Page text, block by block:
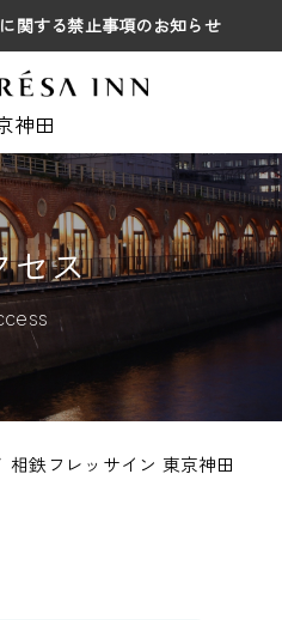
関する禁止事項のお知らせ
神田
セス
相鉄フレッサイン 東京神田